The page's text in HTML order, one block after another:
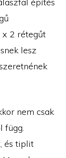
építés
x 2 rétegűt
lesz
nem csak
függ.
és tiplit